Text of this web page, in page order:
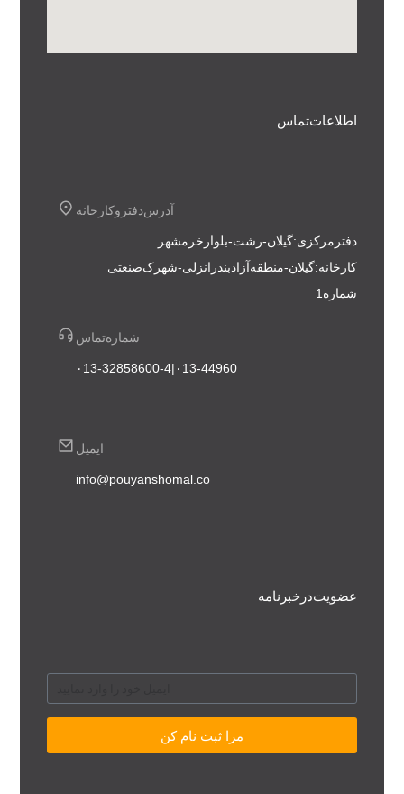
اطلاعات تماس
آدرس دفتر و کارخانه
دفتر مرکزی : گیلان - رشت - بلوار خرمشهر
کارخانه : گیلان - منطقه آزاد بندر انزلی - شهرک صنعتی
شماره 1
شماره تماس
۰13-44960 | ۰13-32858600-4
ایمیل
info@pouyanshomal.co
عضویت در خبرنامه
مرا ثبت نام کن